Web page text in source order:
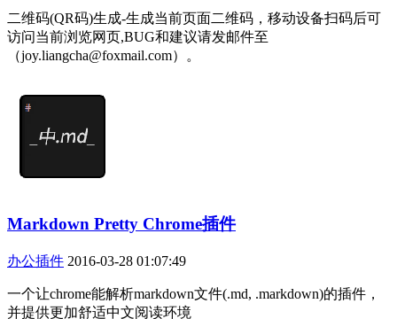
二维码(QR码)生成-生成当前页面二维码，移动设备扫码后可
访问当前浏览网页,BUG和建议请发邮件至
（joy.liangcha@foxmail.com）。
Markdown Pretty Chrome插件
办公插件 2016-03-28 01:07:49
一个让chrome能解析markdown文件(.md, .markdown)的插件，
并提供更加舒适中文阅读环境